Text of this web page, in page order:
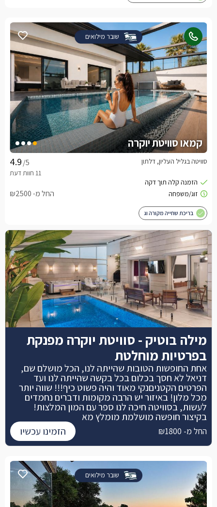
שובר מילואים
קמאו סוויטת יוקרה
/5 סוויטה בגליל העליון, דלתון
החל מ- ₪2500
בריכת שחייה מקורה וג
שובר מילואים
מילה בוטיק - סוויטת יוקרה מפנקת
בפרטיות מוחלטת
אחת החופשות הטובות שהייתה לנו, הכל מושלם שם,
דניאל לא חסך בכלום בכל בקשה שהייתה לנו ועד
הפרטים הקטניםנקי מאוד והיה פשוט כיף!!! שווה יותר
מכל מלון! באיזור יש הרבה מקומות ודברים נחמדים
לעשות, בסוויטה חיכה לנו ספר עם המון המלצות!
בקיצור חופשה מושלמת מומלץ מא
החל מ- ₪1800 הזמינו עכשיו